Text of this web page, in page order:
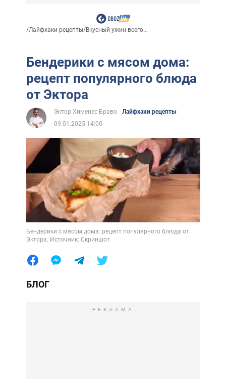
/Лайфхаки рецепты/Вкусный ужин всего...
Бендерики с мясом дома:
рецепт популярного блюда
от Эктора
Эктор Хименес-Браво
Лайфхаки рецепты
09.01.2025 14:00
Бендерики с мясом дома: рецепт популярного блюда от
Эктора. Источник: Скриншот
БЛОГ
РЕКЛАМА